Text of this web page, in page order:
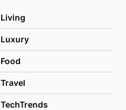
Living
Luxury
Food
Travel
TechTrends